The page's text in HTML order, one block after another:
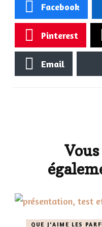
Facebook
Pinterest
Email
QUE J'AIME LES